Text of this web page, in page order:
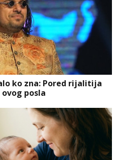
ko zna: Pored rijalitija
posla